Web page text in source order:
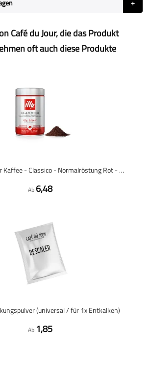
Café du Jour, die das Produkt
oft auch diese Produkte
illy - gemahlener Kaffee - Classico - Normalröstung Rot - 250 Gramm
Ab 6,48
(universal / für 1x Entkalken)
Ab 1,85